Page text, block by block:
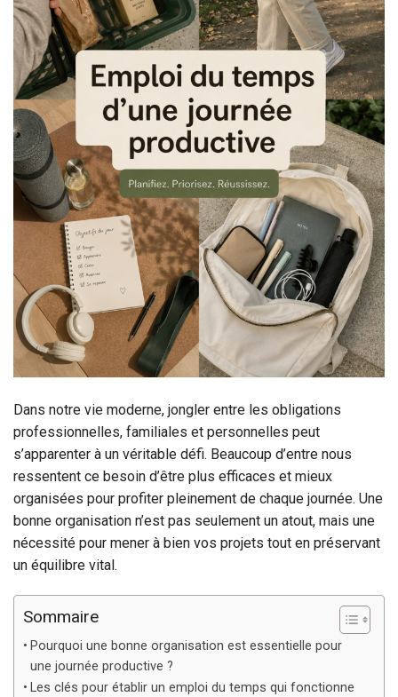
Dans notre vie moderne, jongler entre les obligations
professionnelles, familiales et personnelles peut
s’apparenter à un véritable défi. Beaucoup d’entre nous
ressentent ce besoin d’être plus efficaces et mieux
organisées pour profiter pleinement de chaque journée. Une
bonne organisation n’est pas seulement un atout, mais une
nécessité pour mener à bien vos projets tout en préservant
un équilibre vital.
Sommaire
Pourquoi une bonne organisation est essentielle pour
une journée productive ?
Les clés pour établir un emploi du temps qui fonctionne